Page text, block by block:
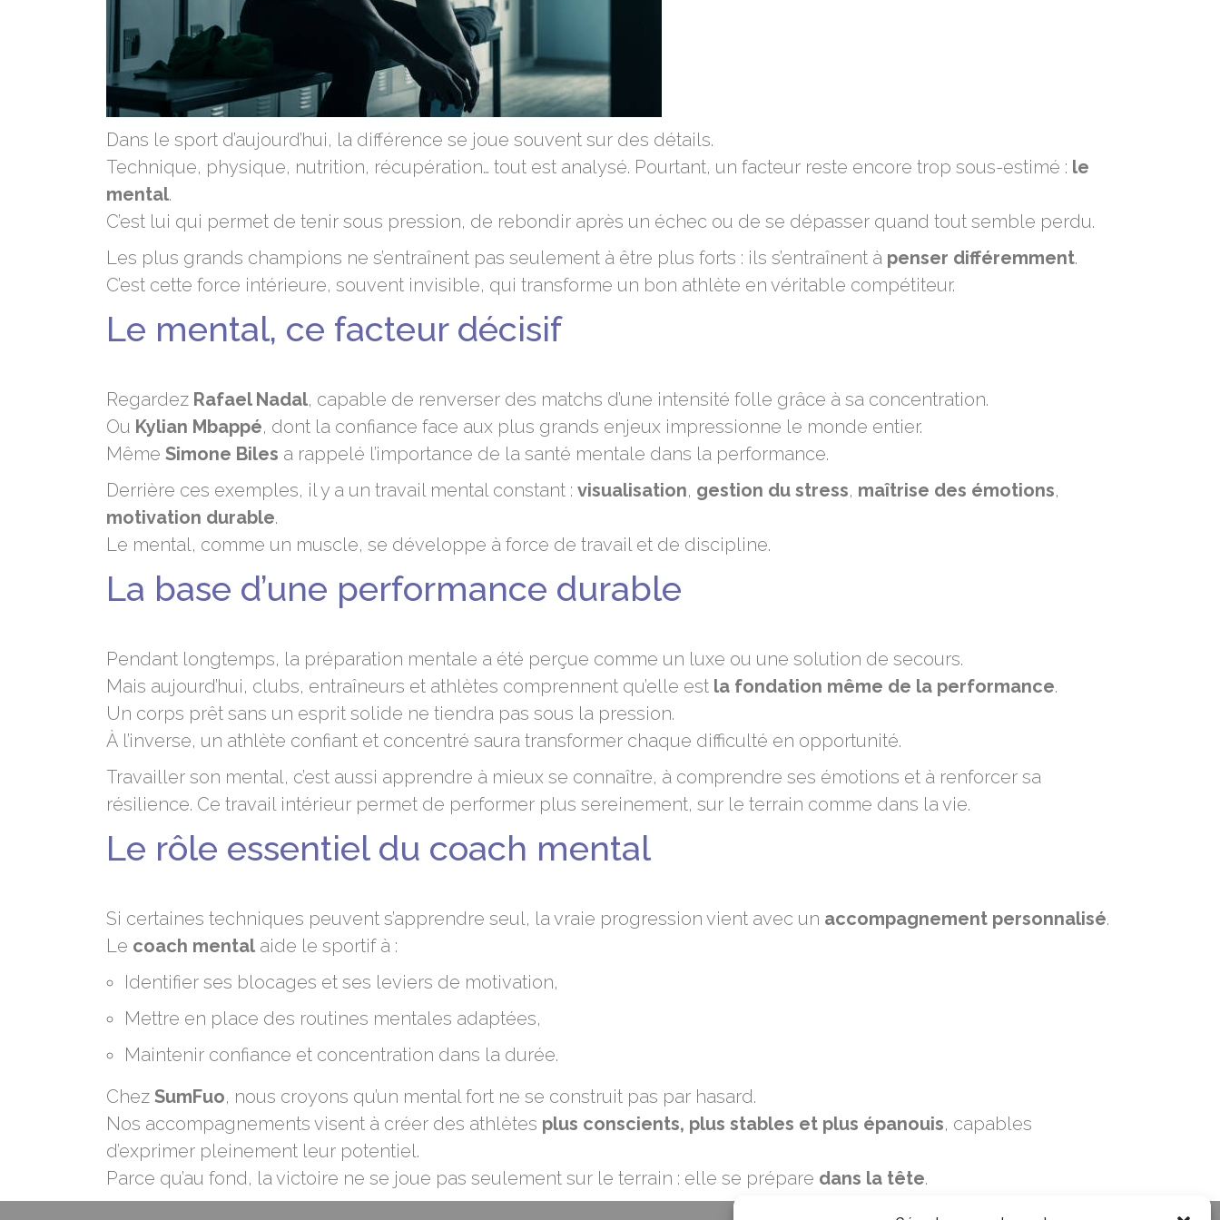
Dans le sport d’aujourd’hui, la différence se joue souvent sur des détails.
Technique, physique, nutrition, récupération… tout est analysé. Pourtant, un facteur reste encore trop sous-estimé : le
mental.
C’est lui qui permet de tenir sous pression, de rebondir après un échec ou de se dépasser quand tout semble perdu.
Les plus grands champions ne s’entraînent pas seulement à être plus forts : ils s’entraînent à penser différemment.
C’est cette force intérieure, souvent invisible, qui transforme un bon athlète en véritable compétiteur.
Le mental, ce facteur décisif
Regardez Rafael Nadal, capable de renverser des matchs d’une intensité folle grâce à sa concentration.
Ou Kylian Mbappé, dont la confiance face aux plus grands enjeux impressionne le monde entier.
Même Simone Biles a rappelé l’importance de la santé mentale dans la performance.
Derrière ces exemples, il y a un travail mental constant : visualisation, gestion du stress, maîtrise des émotions,
motivation durable.
Le mental, comme un muscle, se développe à force de travail et de discipline.
La base d’une performance durable
Pendant longtemps, la préparation mentale a été perçue comme un luxe ou une solution de secours.
Mais aujourd’hui, clubs, entraîneurs et athlètes comprennent qu’elle est la fondation même de la performance.
Un corps prêt sans un esprit solide ne tiendra pas sous la pression.
À l’inverse, un athlète confiant et concentré saura transformer chaque difficulté en opportunité.
Travailler son mental, c’est aussi apprendre à mieux se connaître, à comprendre ses émotions et à renforcer sa
résilience. Ce travail intérieur permet de performer plus sereinement, sur le terrain comme dans la vie.
Le rôle essentiel du coach mental
Si certaines techniques peuvent s’apprendre seul, la vraie progression vient avec un accompagnement personnalisé.
Le coach mental aide le sportif à :
Identifier ses blocages et ses leviers de motivation,
Mettre en place des routines mentales adaptées,
Maintenir confiance et concentration dans la durée.
Chez SumFuo, nous croyons qu’un mental fort ne se construit pas par hasard.
Nos accompagnements visent à créer des athlètes plus conscients, plus stables et plus épanouis, capables
d’exprimer pleinement leur potentiel.
Parce qu’au fond, la victoire ne se joue pas seulement sur le terrain : elle se prépare dans la tête.